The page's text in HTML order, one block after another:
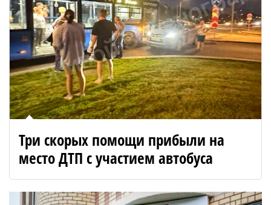
Три скорых помощи прибыли на
место ДТП с участием автобуса